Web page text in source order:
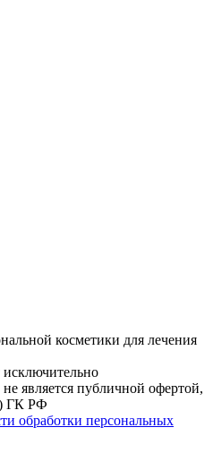
косметики для лечения
является публичной офертой,
ГК РФ
обработки персональных